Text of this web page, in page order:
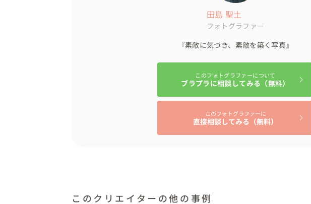
田島 聖土
フォトグラファー
『素敵に気づき、素敵を築く写真』
このフォトグラファーについて
ブラプラに相談してみる（無料）
このフォトグラファーに
直接相談してみる（無料）
このクリエイターの他の事例